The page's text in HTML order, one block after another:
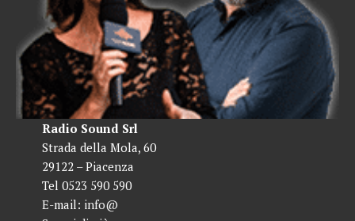
Radio Sound Srl
Strada della Mola, 60
29122 – Piacenza
Tel 0523 590 590
E-mail: info@